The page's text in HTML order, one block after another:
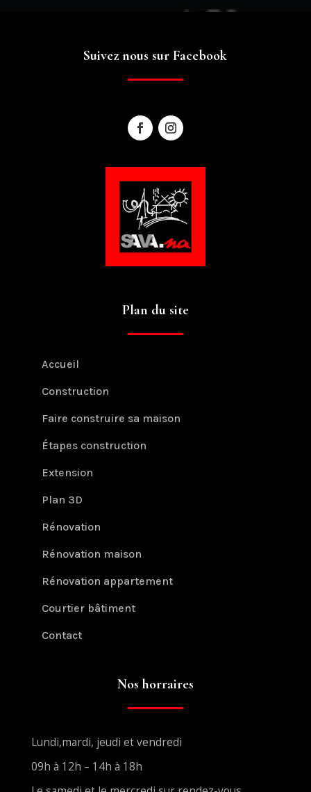
Suivez nous sur Facebook
Plan du site
Accueil
Construction
Faire construire sa maison
Étapes construction
Extension
Plan 3D
Rénovation
Rénovation maison
Rénovation appartement
Courtier bâtiment
Contact
Nos horraires
Lundi,mardi, jeudi et vendredi
09h à 12h – 14h à 18h